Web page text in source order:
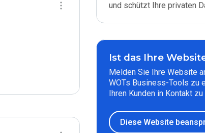
und schützt Ihre privaten
Ist das Ihre
Melden Sie Ihre Website
WOTs Business-Tools zu
Ihren Kunden in Kontakt zu
Diese Website